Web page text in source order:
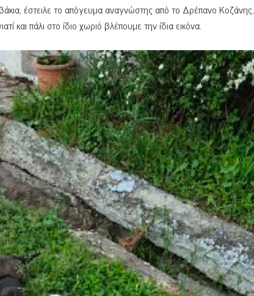
έστειλε το απόγευμα αναγνώστης από το Δρέπανο Κοζάνης,
και πάλι στο ίδιο χωριό βλέπουμε την ίδια εικόνα.